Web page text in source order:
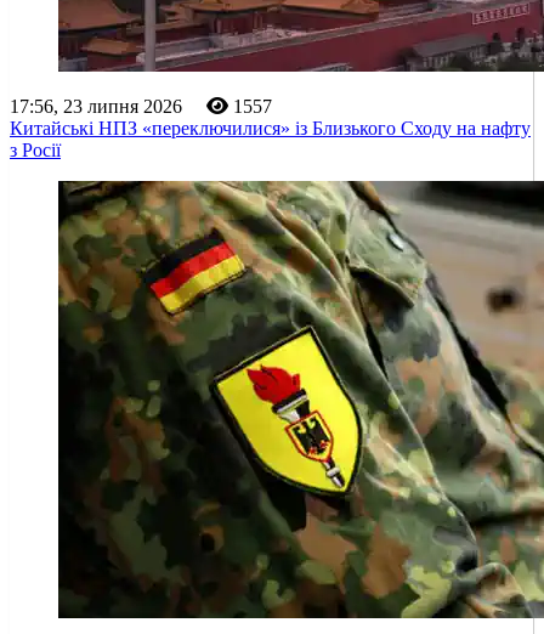
17:56, 23 липня 2026
1557
Китайські НПЗ «переключилися» із Близького Сходу на нафту
з Росії